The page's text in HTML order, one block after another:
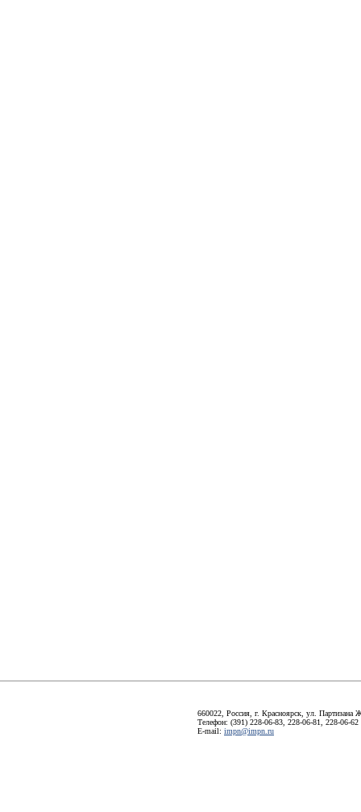
660022, Россия, г. Красноярск, ул. Партизана
Телефон: (391) 228-06-83, 228-06-81, 228-06-62
E-mail: impn@impn.ru